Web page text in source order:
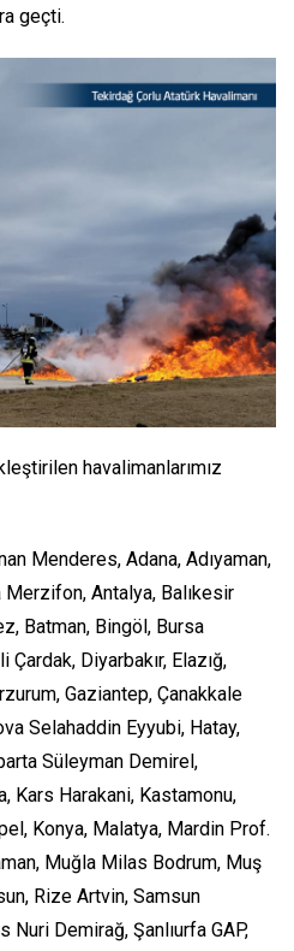
geçti.
havalimanlarımız
Menderes, Adana, Adıyaman,
Antalya, Balıkesir
Batman, Bingöl, Bursa
Diyarbakır, Elazığ,
Gaziantep, Çanakkale
Selahaddin Eyyubi, Hatay,
Süleyman Demirel,
Kars Harakani, Kastamonu,
Konya, Malatya, Mardin Prof.
Muğla Milas Bodrum, Muş
Rize Artvin, Samsun
Nuri Demirağ, Şanlıurfa GAP,